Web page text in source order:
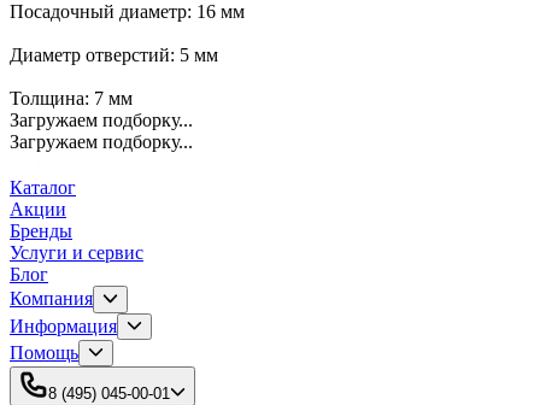
Посадочный диаметр: 16 мм
Диаметр отверстий: 5 мм
Толщина: 7 мм
Загружаем подборку...
Загружаем подборку...
Каталог
Акции
Бренды
Услуги и сервис
Блог
Компания
Информация
Помощь
8 (495) 045-00-01